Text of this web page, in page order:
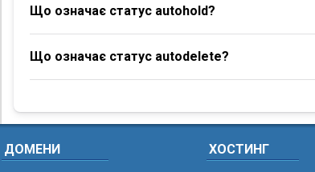
Що означає статус autohold?
Що означає статус autodelete?
ДОМЕНИ ХОСТИНГ